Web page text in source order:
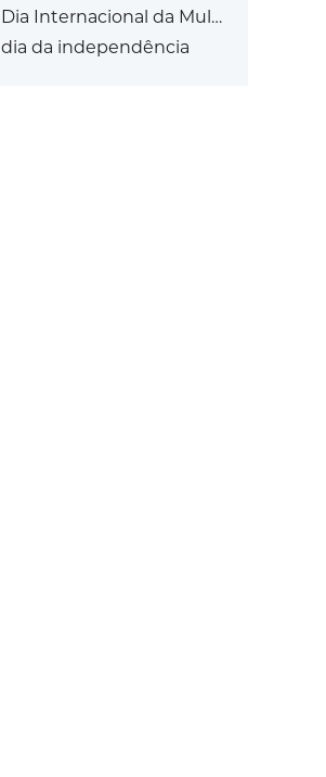
Dia Internacional da Mulher's
dia da independência